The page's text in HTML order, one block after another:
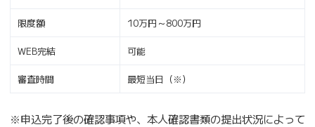
限度額 10万円～800万円
WEB完結 可能
審査時間 最短当日（※）
※申込完了後の確認事項や、本人確認書類の提出状況によって